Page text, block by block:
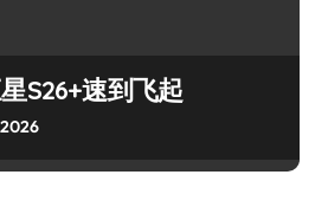
S26+速到飞起